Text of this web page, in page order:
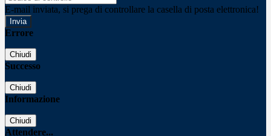
E-mail inviata, si prega di controllare la casella di posta elettronica!
Errore
Chiudi
Successo
Chiudi
Informazione
Chiudi
Attendere...